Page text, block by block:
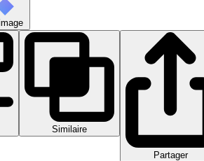
Similaire
Partager